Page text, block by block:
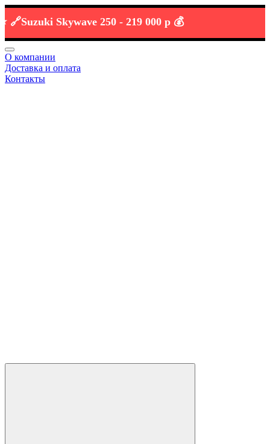
Skywave 250 -219 000 р 💰
О компании
Доставка и оплата
Контакты